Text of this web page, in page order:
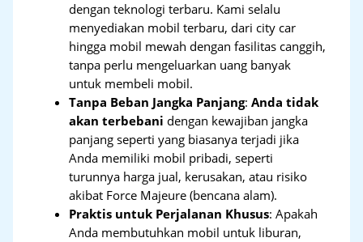
dengan teknologi terbaru. Kami selalu
menyediakan mobil terbaru, dari city car
hingga mobil mewah dengan fasilitas canggih,
tanpa perlu mengeluarkan uang banyak
untuk membeli mobil.
Tanpa Beban Jangka Panjang:Anda tidak
akan terbebani dengan kewajiban jangka
panjang seperti yang biasanya terjadi jika
Anda memiliki mobil pribadi, seperti
turunnya harga jual, kerusakan, atau risiko
akibat Force Majeure (bencana alam).
Praktis untuk Perjalanan Khusus: Apakah
Anda membutuhkan mobil untuk liburan,